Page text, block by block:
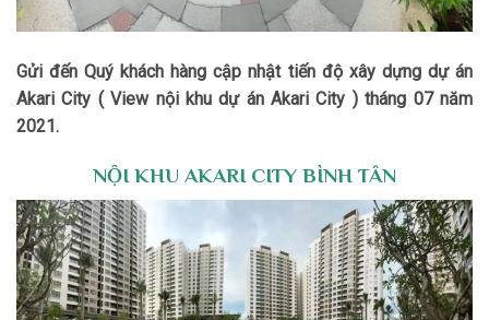
Gửi đến Quý khách hàng cập nhật tiến độ xây dựng dự án
Akari City ( View nội khu dự án Akari City ) tháng 07 năm
2021.
NỘI KHU AKARI CITY BÌNH TÂN